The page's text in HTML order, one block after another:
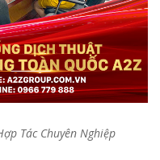
Tác Chuyên Nghiệp